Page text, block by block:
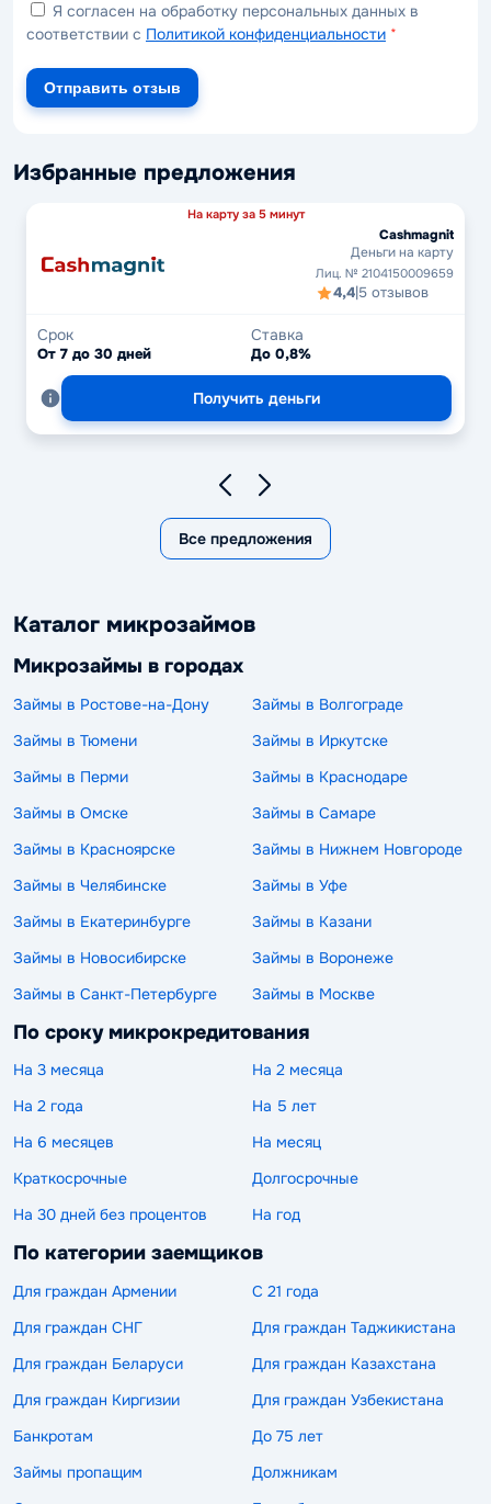
Я согласен на обработку персональных данных в
соответствии с Политикой конфиденциальности *
Отправить отзыв
Избранные предложения
На карту за 5 минут
Cashmagnit
Деньги на карту
Лиц. № 2104150009659
4,4|5 отзывов
Срок
От 7 до 30 дней
Ставка
До 0,8%
Получить деньги
Все предложения
Каталог микрозаймов
Микрозаймы в городах
Займы в Ростове-на-Дону
Займы в Волгограде
Займы в Тюмени
Займы в Иркутске
Займы в Перми
Займы в Краснодаре
Займы в Омске
Займы в Самаре
Займы в Красноярске
Займы в Нижнем Новгороде
Займы в Челябинске
Займы в Уфе
Займы в Екатеринбурге
Займы в Казани
Займы в Новосибирске
Займы в Воронеже
Займы в Санкт-Петербурге
Займы в Москве
По сроку микрокредитования
На 3 месяца
На 2 месяца
На 2 года
На 5 лет
На 6 месяцев
На месяц
Краткосрочные
Долгосрочные
На 30 дней без процентов
На год
По категории заемщиков
Для граждан Армении
С 21 года
Для граждан СНГ
Для граждан Таджикистана
Для граждан Беларуси
Для граждан Казахстана
Для граждан Киргизии
Для граждан Узбекистана
Банкротам
До 75 лет
Займы пропащим
Должникам